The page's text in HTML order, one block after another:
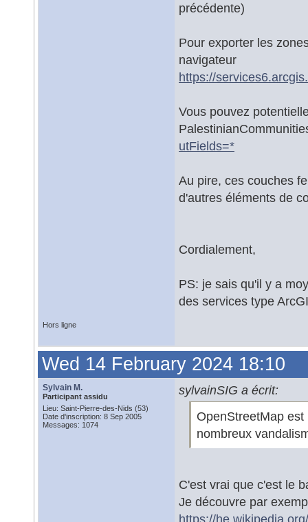
précédente)
Pour exporter les
navigateur
https://
Vous pouvez
utFields=*
Au pire, ces couches
d'autres éléments de
Cordialement,
PS: je sais qu'il y a
des services type
Hors ligne
Wed 14 February 2024 18:10
Sylvain M.
Participant assidu
Lieu: Saint-Pierre-des-Nids (53)
Date d'inscription: 8 Sep 2005
Messages: 1074
sylvainSIG a écrit:
OpenStreetMap
nombreux
C'est vrai que c'est le
Je découvre par
https://